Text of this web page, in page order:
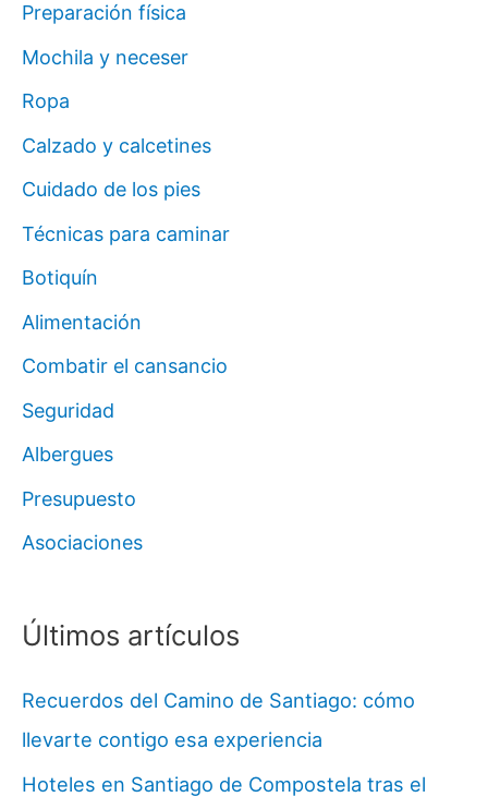
Preparación física
Mochila y neceser
Ropa
Calzado y calcetines
Cuidado de los pies
Técnicas para caminar
Botiquín
Alimentación
Combatir el cansancio
Seguridad
Albergues
Presupuesto
Asociaciones
Últimos artículos
Recuerdos del Camino de Santiago: cómo
llevarte contigo esa experiencia
Hoteles en Santiago de Compostela tras el